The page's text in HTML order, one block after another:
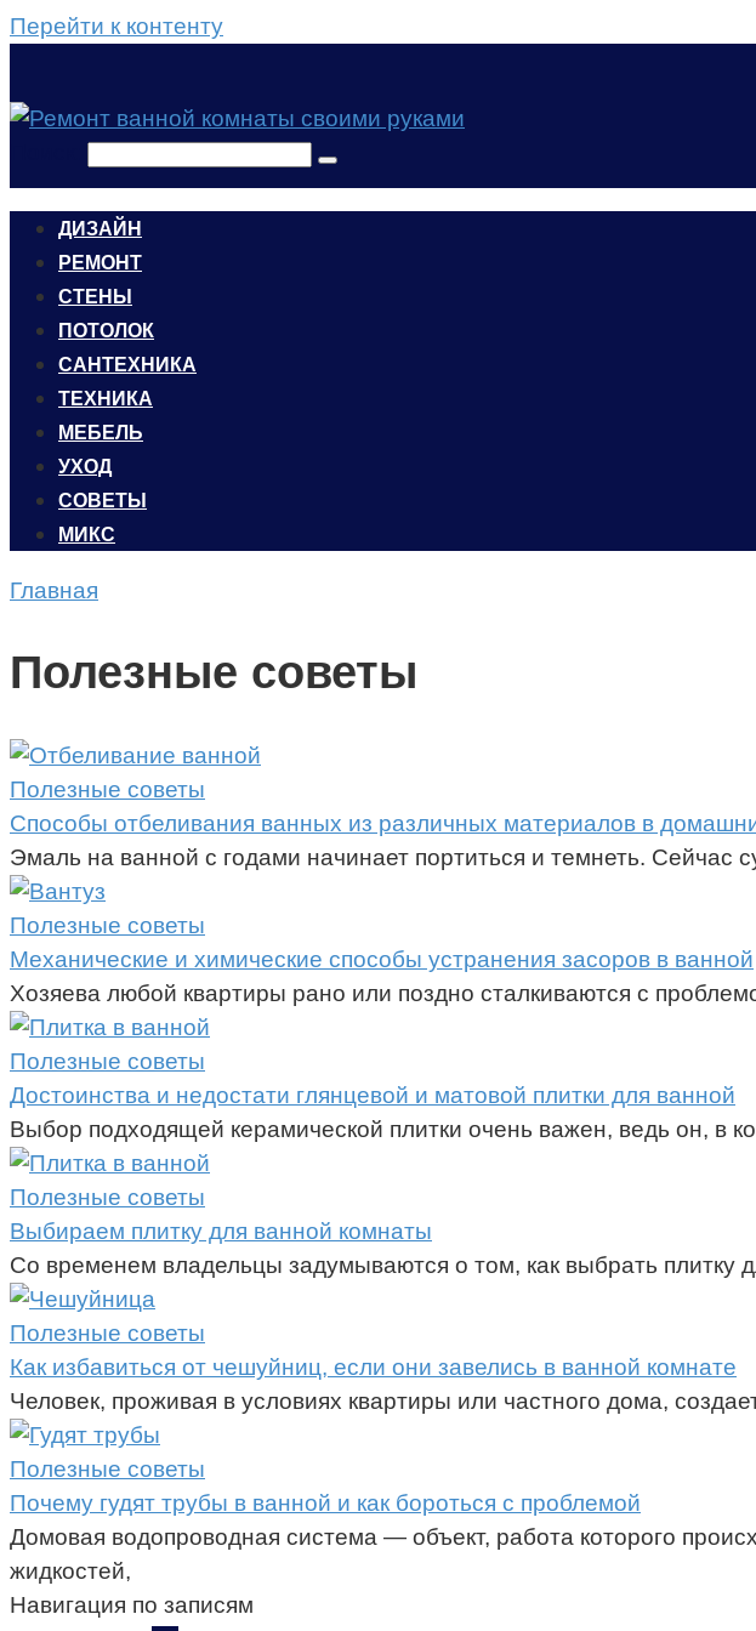
Перейти к контенту
ДИЗАЙН
РЕМОНТ
СТЕНЫ
ПОТОЛОК
САНТЕХНИКА
ТЕХНИКА
МЕБЕЛЬ
УХОД
CОВЕТЫ
МИКС
Главная
Полезные советы
Полезные советы
Способы отбеливания ванных из различных материалов в
Эмаль на ванной с годами начинает портиться и темнеть. Сейчас
Полезные советы
Механические и химические способы устранения засоров в ванной
Хозяева любой квартиры рано или поздно сталкиваются с
Полезные советы
Достоинства и недостати глянцевой и матовой плитки для ванной
Выбор подходящей керамической плитки очень важен, ведь он, в
Полезные советы
Выбираем плитку для ванной комнаты
Со временем владельцы задумываются о том, как выбрать плитку
Полезные советы
Как избавиться от чешуйниц, если они завелись в ванной комнате
Человек, проживая в условиях квартиры или частного дома,
Полезные советы
Почему гудят трубы в ванной и как бороться с проблемой
Домовая водопроводная система — объект, работа которого
жидкостей,
Навигация по записям